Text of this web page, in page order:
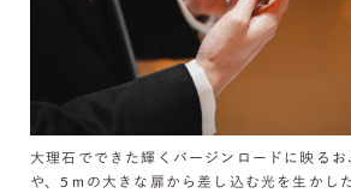
大理石でできた輝くバージンロードに映る
や、5ｍの大きな扉から差し込む光を生かし